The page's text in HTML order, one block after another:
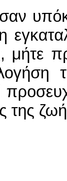
της